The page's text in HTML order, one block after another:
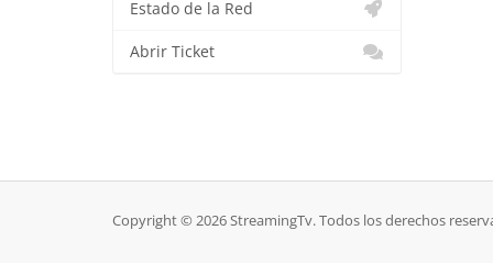
Estado de la Red
Abrir Ticket
Copyright © 2026 StreamingTv. Todos los derechos